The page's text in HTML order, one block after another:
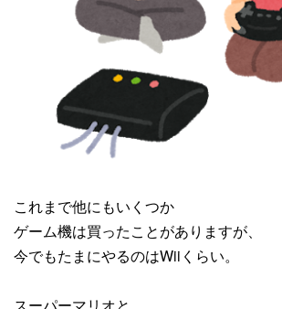
これまで他にもいくつか
ゲーム機は買ったことがありますが、
今でもたまにやるのはWiiくらい。